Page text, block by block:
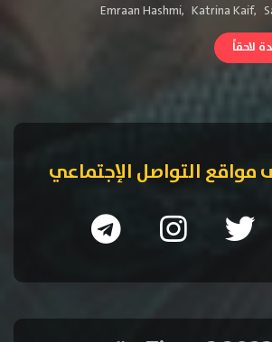
Emraan Hashmi, Katrina Kaif,
لاحقاً
مواقع التواصل الإجتماعي